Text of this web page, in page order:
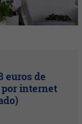
euros de
por internet